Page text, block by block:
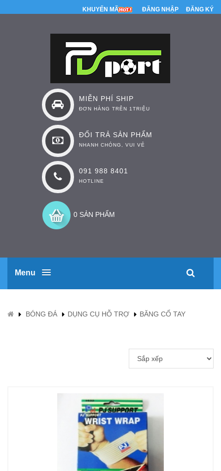
KHUYẾN MÃI ĐĂNG NHẬP ĐĂNG KÝ
MIỄN PHÍ SHIP
ĐƠN HÀNG TRÊN 1TRIỆU
ĐỔI TRẢ SẢN PHẨM
NHANH CHÓNG, VUI VẺ
091 988 8401
HOTLINE
0 SẢN PHẨM
Menu
BÓNG ĐÁ DỤNG CỤ HỖ TRỢ BĂNG CỔ TAY